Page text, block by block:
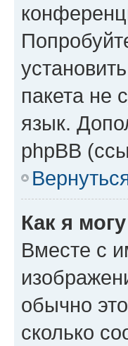
пакета не
язык.
phpBB
Как я
Вместе с
обычно
сколько